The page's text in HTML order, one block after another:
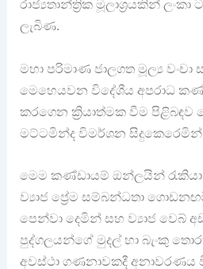
රාජ්‍යතාන්ත්‍රික මූලාශ්‍රයකින්
ලැබිණ.
මහා පරිමාණ ජාලගත මූල්‍ය වංචා
මෙහෙයවන විදේශීය අපරාධ
කරගෙන ක්‍රියාත්මක වීම පිළිබඳව
මට්ටමින්ද විමර්ශන සිදුකෙරෙමින්
මෙම කණ්ඩායම් ඔන්ලයින්
ව්‍යාජ ප්‍රේම සම්බන්ධතා
පෙන්වා දෙමින් සහ ව්‍යාජ වෙබ්
පුද්ගලයන්ගේ මුදල් හා බැංකු
අවස්ථා ගණනාවකදී අනාවරණය